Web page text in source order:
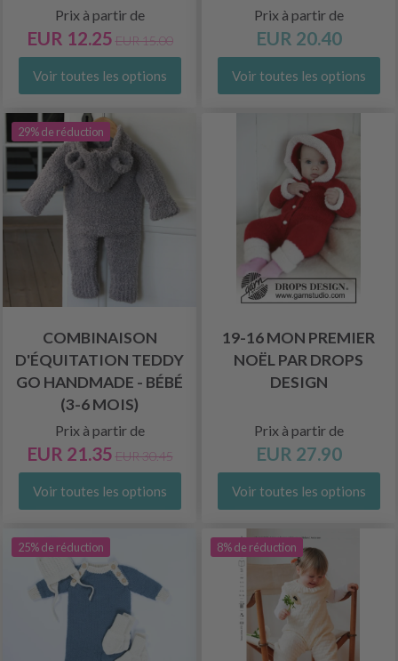
Prix à partir de
EUR 12.25 EUR 15.00
Voir toutes les options
Prix à partir de
EUR 20.40
Voir toutes les options
29% de réduction
COMBINAISON
D'ÉQUITATION TEDDY
GO HANDMADE - BÉBÉ
(3-6 MOIS)
Prix à partir de
EUR 21.35 EUR 30.45
Voir toutes les options
19-16 MON PREMIER
NOËL PAR DROPS
DESIGN
Prix à partir de
EUR 27.90
Voir toutes les options
25% de réduction 8% de réduction